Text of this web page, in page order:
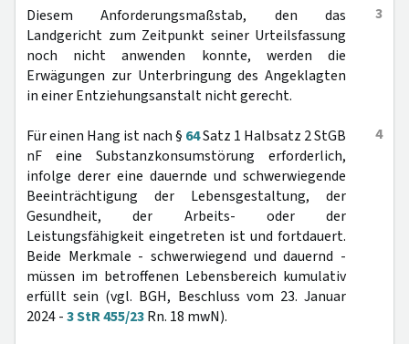
3
Diesem Anforderungsmaßstab, den das
Landgericht zum Zeitpunkt seiner Urteilsfassung
noch nicht anwenden konnte, werden die
Erwägungen zur Unterbringung des Angeklagten
in einer Entziehungsanstalt nicht gerecht.
4
Für einen Hang ist nach § 64Satz 1 Halbsatz 2 StGB
nF eine Substanzkonsumstörung erforderlich,
infolge derer eine dauernde und schwerwiegende
Beeinträchtigung der Lebensgestaltung, der
Gesundheit, der Arbeits- oder der
Leistungsfähigkeit eingetreten ist und fortdauert.
Beide Merkmale - schwerwiegend und dauernd -
müssen im betroffenen Lebensbereich kumulativ
erfüllt sein (vgl. BGH, Beschluss vom 23. Januar
2024 -3 StR 455/23Rn. 18 mwN).